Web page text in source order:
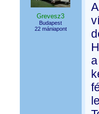
Grevesz3
Budapest
22 mániapont